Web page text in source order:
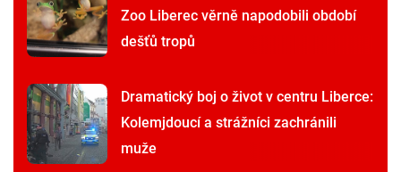
Zoo Liberec věrně napodobili období
dešťů tropů
Dramatický boj o život v centru Liberce:
Kolemjdoucí a strážníci zachránili
muže